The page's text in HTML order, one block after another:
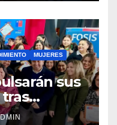
MUJERES
sus
FOSIS